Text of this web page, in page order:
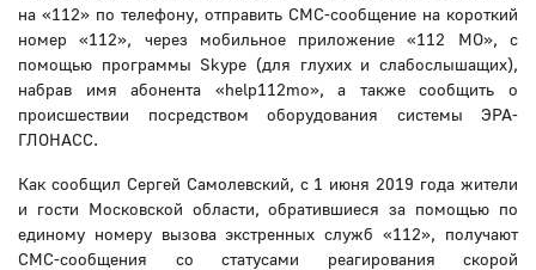
на «112» по телефону, отправить СМС-сообщение на короткий
номер «112», через мобильное приложение «112 МО», с
помощью программы Skype (для глухих и слабослышащих),
набрав имя абонента «help112mo», а также сообщить о
происшествии посредством оборудования системы ЭРА-
ГЛОНАСС.
Как сообщил Сергей Самолевский, с 1 июня 2019 года жители
и гости Московской области, обратившиеся за помощью по
единому номеру вызова экстренных служб «112», получают
СМС-сообщения со статусами реагирования скорой